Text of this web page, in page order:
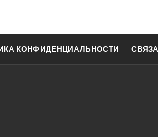
в жизнь хорошее
КОНФИДЕНЦИАЛЬНОСТИ